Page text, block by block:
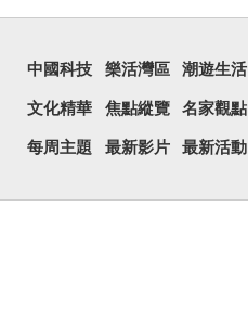
中國科技 樂活灣區 潮遊生活
文化精華 焦點縱覽 名家觀點
每周主題 最新影片 最新活動